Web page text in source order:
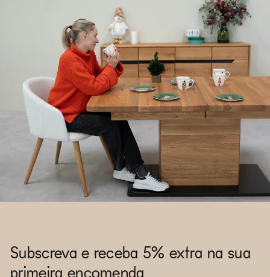
Subscreva e receba 5% extra na sua
primeira encomenda